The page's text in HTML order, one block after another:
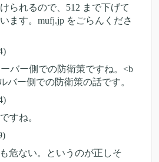
られるので、512 まで下げて
ます。mufj.jp をごらんくださ
バー側での防衛策ですね。<b
バー側での防衛策の話です。
すね。
危ない。というのが正しそ